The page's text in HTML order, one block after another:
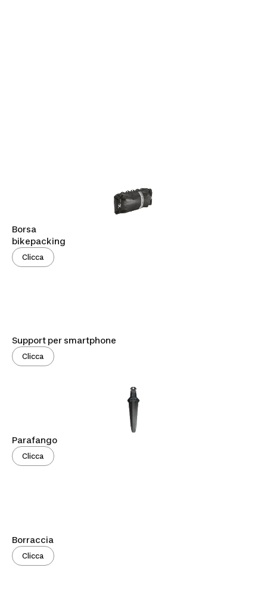
Borsa
bikepacking
Clicca
Support per smartphone
Clicca
Parafango
Clicca
Borraccia
Clicca